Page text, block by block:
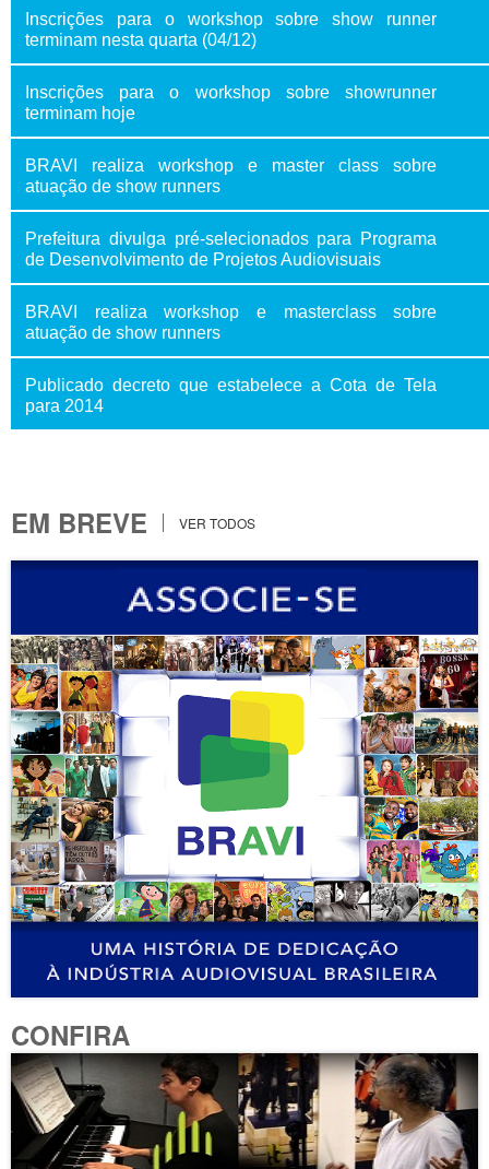
Inscrições para o workshop sobre show runner
terminam nesta quarta (04/12)
Inscrições para o workshop sobre showrunner
terminam hoje
BRAVI realiza workshop e master class sobre
atuação de show runners
Prefeitura divulga pré-selecionados para Programa
de Desenvolvimento de Projetos Audiovisuais
BRAVI realiza workshop e masterclass sobre
atuação de show runners
Publicado decreto que estabelece a Cota de Tela
para 2014
EM BREVE VER TODOS
CONFIRA